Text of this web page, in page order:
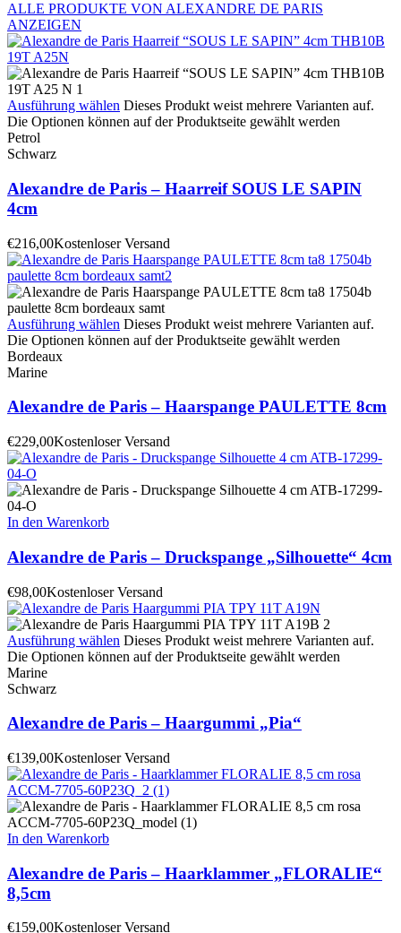
ALLE PRODUKTE VON ALEXANDRE DE PARIS
ANZEIGEN
Ausführung wählen Dieses Produkt weist mehrere Varianten auf.
Die Optionen können auf der Produktseite gewählt werden
Petrol
Schwarz
Alexandre de Paris – Haarreif SOUS LE SAPIN
4cm
€216,00Kostenloser Versand
Ausführung wählen Dieses Produkt weist mehrere Varianten auf.
Die Optionen können auf der Produktseite gewählt werden
Bordeaux
Marine
Alexandre de Paris – Haarspange PAULETTE 8cm
€229,00Kostenloser Versand
In den Warenkorb
Alexandre de Paris – Druckspange „Silhouette“ 4cm
€98,00Kostenloser Versand
Ausführung wählen Dieses Produkt weist mehrere Varianten auf.
Die Optionen können auf der Produktseite gewählt werden
Marine
Schwarz
Alexandre de Paris – Haargummi „Pia“
€139,00Kostenloser Versand
In den Warenkorb
Alexandre de Paris – Haarklammer „FLORALIE“
8,5cm
€159,00Kostenloser Versand